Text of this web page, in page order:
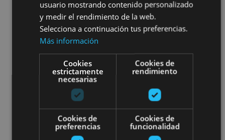
Arquitectura civil Visitas guiadas
usuario mostrando contenido personalizado
y medir el rendimiento de la web.
Selecciona a continuación tus preferencias.
Más información
Cookies
estrictamente
necesarias
Cookies de
rendimiento
Cookies de
preferencias
Cookies de
funcionalidad